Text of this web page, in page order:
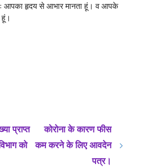
आपका हृदय से आभार मानता हूं। व आपके
प्राप्त
को
कोरोना के कारण फीस
कम करने के लिए आवदेन
पत्र।